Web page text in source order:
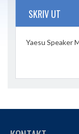
SKRIV UT
Yaesu Speaker